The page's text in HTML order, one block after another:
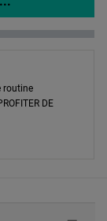
routine
DE